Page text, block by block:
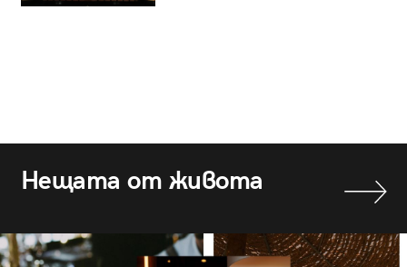
Нещата от живота